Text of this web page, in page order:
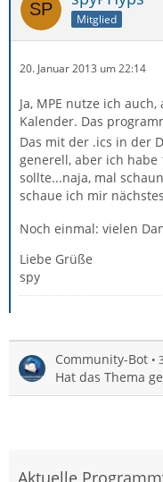
Mitglied
20. Januar 2013 um 22:14
Ja, MPE nutze ich
Kalender. Das
Das mit der .ics in der
generell, aber ich habe
sollte...naja, mal
schaue ich mir
Noch einmal: vielen
Liebe Grüße
spy
Community-Bot
Hat das Thema
Aktuelle